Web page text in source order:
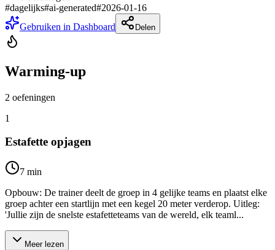
#dagelijks#ai-generated#2026-01-16
Gebruiken in Dashboard
Delen
Warming-up
2 oefeningen
1
Estafette opjagen
7 min
Opbouw: De trainer deelt de groep in 4 gelijke teams en plaatst elke
groep achter een startlijn met een kegel 20 meter verderop. Uitleg:
'Jullie zijn de snelste estafetteteams van de wereld, elk teaml...
Meer lezen